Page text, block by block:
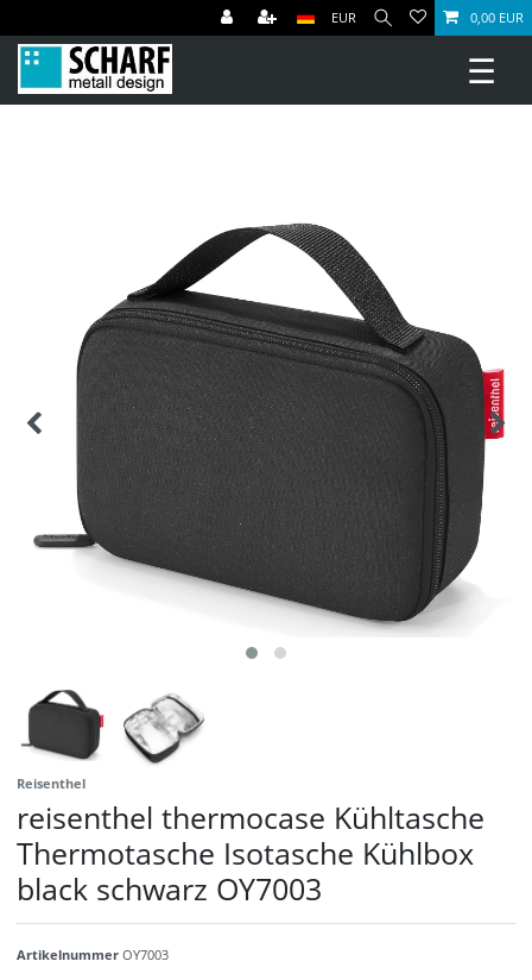
EUR 0,00 EUR
☰
Reisenthel
reisenthel thermocase Kühltasche
Thermotasche Isotasche Kühlbox
black schwarz OY7003
Artikelnummer OY7003